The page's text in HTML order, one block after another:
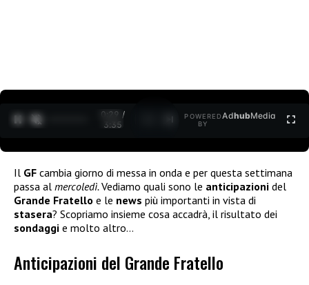
0:30 /
3:35
POWERED
BY
AdhubMedia
Il GF cambia giorno di messa in onda e per questa settimana
passa al mercoledì.Vediamo quali sono le anticipazioni del
Grande Fratello e le news più importanti in vista di
stasera? Scopriamo insieme cosa accadrà, il risultato dei
sondaggi e molto altro…
Anticipazioni del Grande Fratello